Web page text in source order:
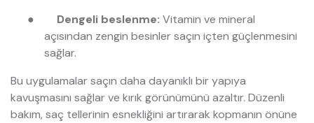
●
Dengeli beslenme: Vitamin ve mineral
açısından zengin besinler saçın içten güçlenmesini
sağlar.
Bu uygulamalar saçın daha dayanıklı bir yapıya
kavuşmasını sağlar ve kırık görünümünü azaltır. Düzenli
bakım, saç tellerinin esnekliğini artırarak kopmanın önüne